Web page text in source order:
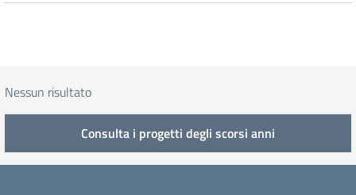
Nessun risultato
Consulta i progetti degli scorsi anni